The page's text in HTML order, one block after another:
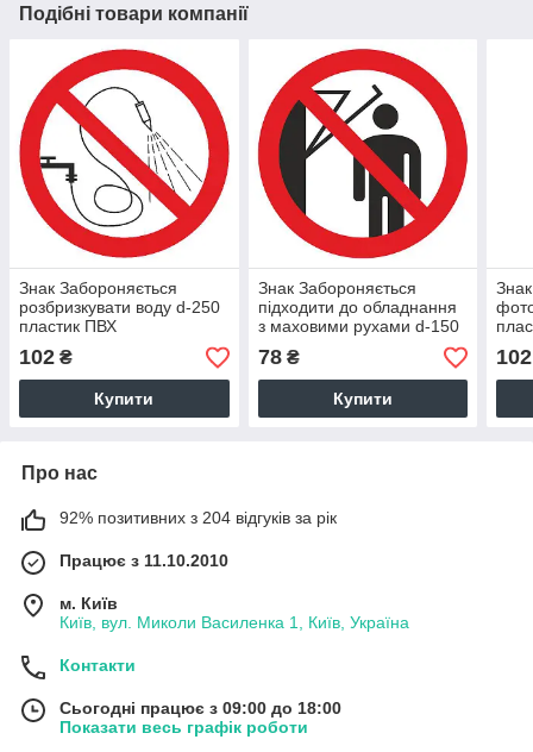
Подібні товари компанії
Знак Забороняється
розбризкувати воду d-250
пластик ПВХ
102 ₴
Купити
Знак Забороняється
підходити до обладнання
з маховими рухами d-150
пластик ПВХ
78₴
Купити
102
Про нас
92% позитивних з 204 відгуків за рік
Працює з 11.10.2010
м. Київ
Київ, вул. Миколи Василенка 1, Київ, Україна
Контакти
Сьогодні працює з 09:00 до 18:00
Показати весь графік роботи